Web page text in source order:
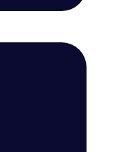
in our